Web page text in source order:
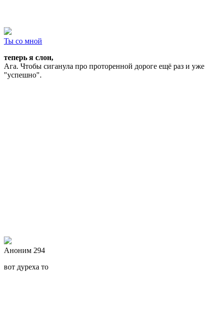
Ты со мной
теперь я слон,
Ага. Чтобы сиганула про проторенной дороге ещё раз и уже
"успешно".
Аноним 294
вот дуреха то